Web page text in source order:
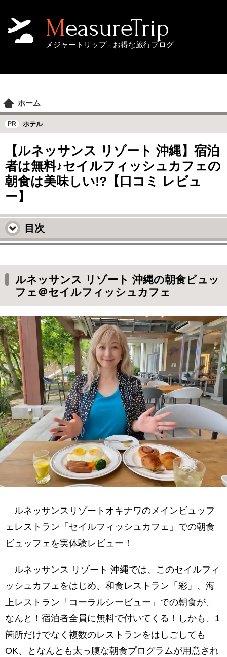
MeasureTrip
メジャートリップ - お得な旅行ブログ
ホーム
ホテル
【ルネッサンス リゾート 沖縄】宿泊
者は無料♪セイルフィッシュカフェの
朝食は美味しい!?【口コミ レビュ
ー】
目次
＠セイルフィッシュカフェ
セイルフィッシュカフェの場所
入り口で部屋チェック＆コロナ対策
レストラン「セイルフィッシュカフェ」の中
外側のテラス席がおすすめ
外側のソファ席
ルネッサンス沖縄 セイルフィッシュカフェの
ビュッフェ料理をチェック！
エッグコーナー
蒸籠の中には卵焼き
エッグベネディクトやパンケーキなど
コンチネンタルブレックファスト
かちゅ～湯
チキアギーと小芋の炊合せ
ポテトのバター炒め
焼きそば
冷やし料理コーナー
パンコーナー
デザートコーナー
シリアルコーナー
ルネッサンス リゾート 沖縄の朝食ビュッ
フェ＠セイルフィッシュカフェ
ルネッサンスリゾートオキナワのメインビュッフ
ェレストラン「セイルフィッシュカフェ」での朝食
ビュッフェを実体験レビュー！
ルネッサンス リゾート 沖縄では、このセイルフィ
ッシュカフェをはじめ、和食レストラン「彩」、海
上レストラン「コーラルシービュー」での朝食が、
なんと！宿泊者全員に無料で付いてくる！しかも、1
箇所だけでなく複数のレストランをはしごしても
OK、となんとも太っ腹な朝食プログラムが用意され